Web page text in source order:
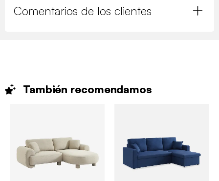
Comentarios de los clientes
También recomendamos